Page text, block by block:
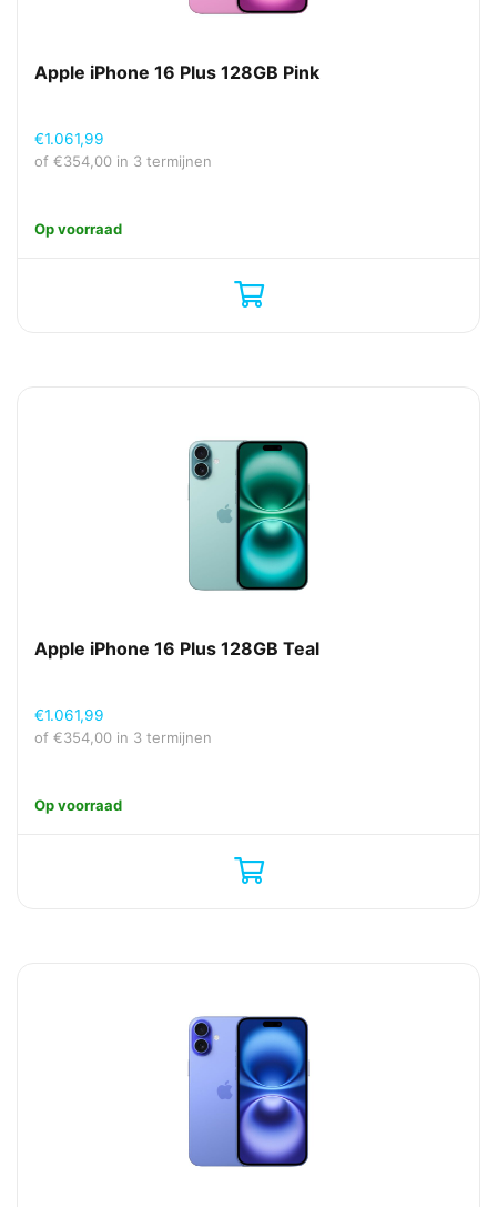
Apple iPhone 16 Plus 128GB Pink
€1.061,99
of €354,00 in 3 termijnen
Op voorraad
Apple iPhone 16 Plus 128GB Teal
€1.061,99
of €354,00 in 3 termijnen
Op voorraad